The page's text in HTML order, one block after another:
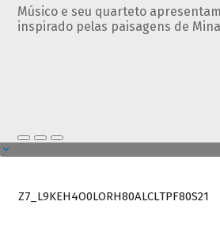
Músico e seu quarteto
inspirado pelas paisagens de
Z7_L9KEH4O0LORH80ALCLTPF80S21